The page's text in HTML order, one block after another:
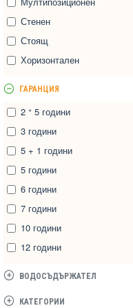
КАТЕГОРИИ
ГАРАНЦИЯ
2 ᐩ 5 години
3 години
5 + 1 години
5 години
6 години
7 години
10 години
12 години
Стенен
Стоящ
Хоризонтален
ВОДОСЪДЪРЖАТЕЛ
от 501 до 1000 л.
от 1001 до 1500 л.
от 1501 до 2000 л.